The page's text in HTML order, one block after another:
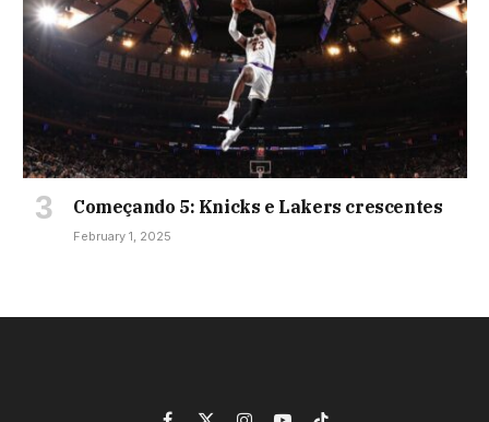
Começando 5: Knicks e Lakers crescentes
February 1, 2025